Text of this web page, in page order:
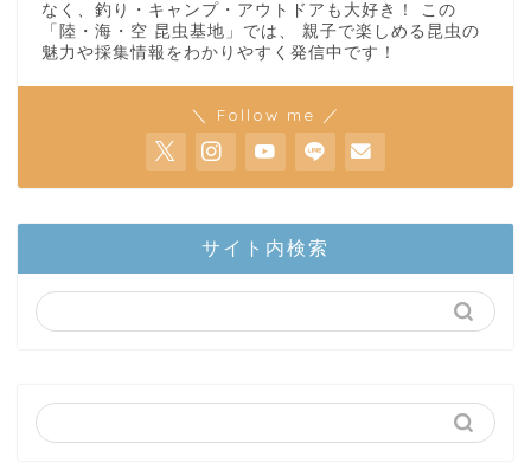
なく、釣り・キャンプ・アウトドアも大好き！ この
「陸・海・空 昆虫基地」では、 親子で楽しめる昆虫の
魅力や採集情報をわかりやすく発信中です！
＼ Follow me ／
サイト内検索
陸上部隊
世界のカブトムシ